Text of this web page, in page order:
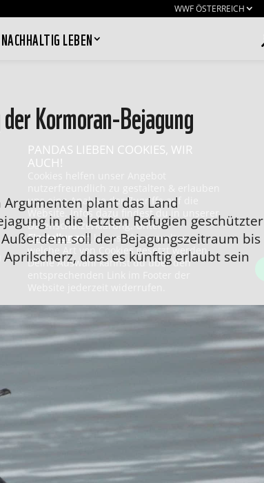
WWF ÖSTERREICH
NACHHALTIG LEBEN
Kormoran-Bejagung
plant das Land
in die letzten Refugien geschützter
soll der Bejagungszeitraum bis
dass es künftig erlaubt sein
PANDAS LIEBEN COOKIES, WIR
AUCH!
uns eine Analyse der Zugriffe auf die
Website. Infos dazu findest du in unserer
Datenschutzerklärung. Unter
Einstellungen kannst du verwalten,
welche Art von Cookies gesetzt werden.
Deine Auswahl kannst du über den